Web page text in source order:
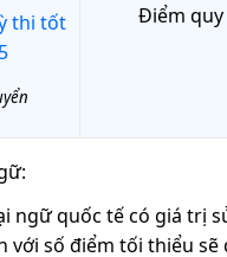
thi tốt
Điểm quy
ngữ quốc tế có giá trị
với số điểm tối thiểu